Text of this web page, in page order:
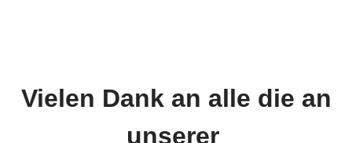
Vielen Dank an alle die an
unserer